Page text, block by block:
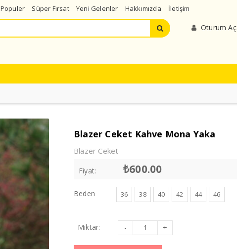
Populer Süper Fırsat Yeni Gelenler Hakkımızda İletişim
Oturum Aç
Blazer Ceket Kahve Mona Yaka
Blazer Ceket
Fiyat: ₺600.00
Beden 36 38 40 42 44 46
Miktar: Blazer
Ceket
Kahve
Mona